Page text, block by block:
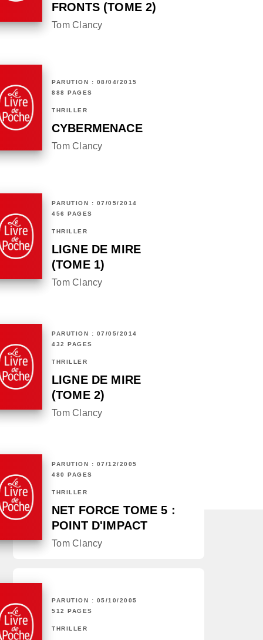
FRONTS (TOME 2)
Tom Clancy
PARUTION : 08/04/2015
888 PAGES
THRILLER
CYBERMENACE
Tom Clancy
PARUTION : 07/05/2014
456 PAGES
THRILLER
LIGNE DE MIRE
(TOME 1)
Tom Clancy
PARUTION : 07/05/2014
432 PAGES
THRILLER
LIGNE DE MIRE
(TOME 2)
Tom Clancy
PARUTION : 07/12/2005
480 PAGES
THRILLER
NET FORCE TOME 5 :
POINT D'IMPACT
Tom Clancy
PARUTION : 05/10/2005
512 PAGES
THRILLER